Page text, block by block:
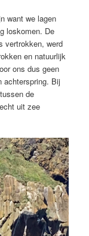
want we lagen
loskomen. De
vertrokken, werd
en natuurlijk
ons dus geen
achterspring. Bij
de
uit zee